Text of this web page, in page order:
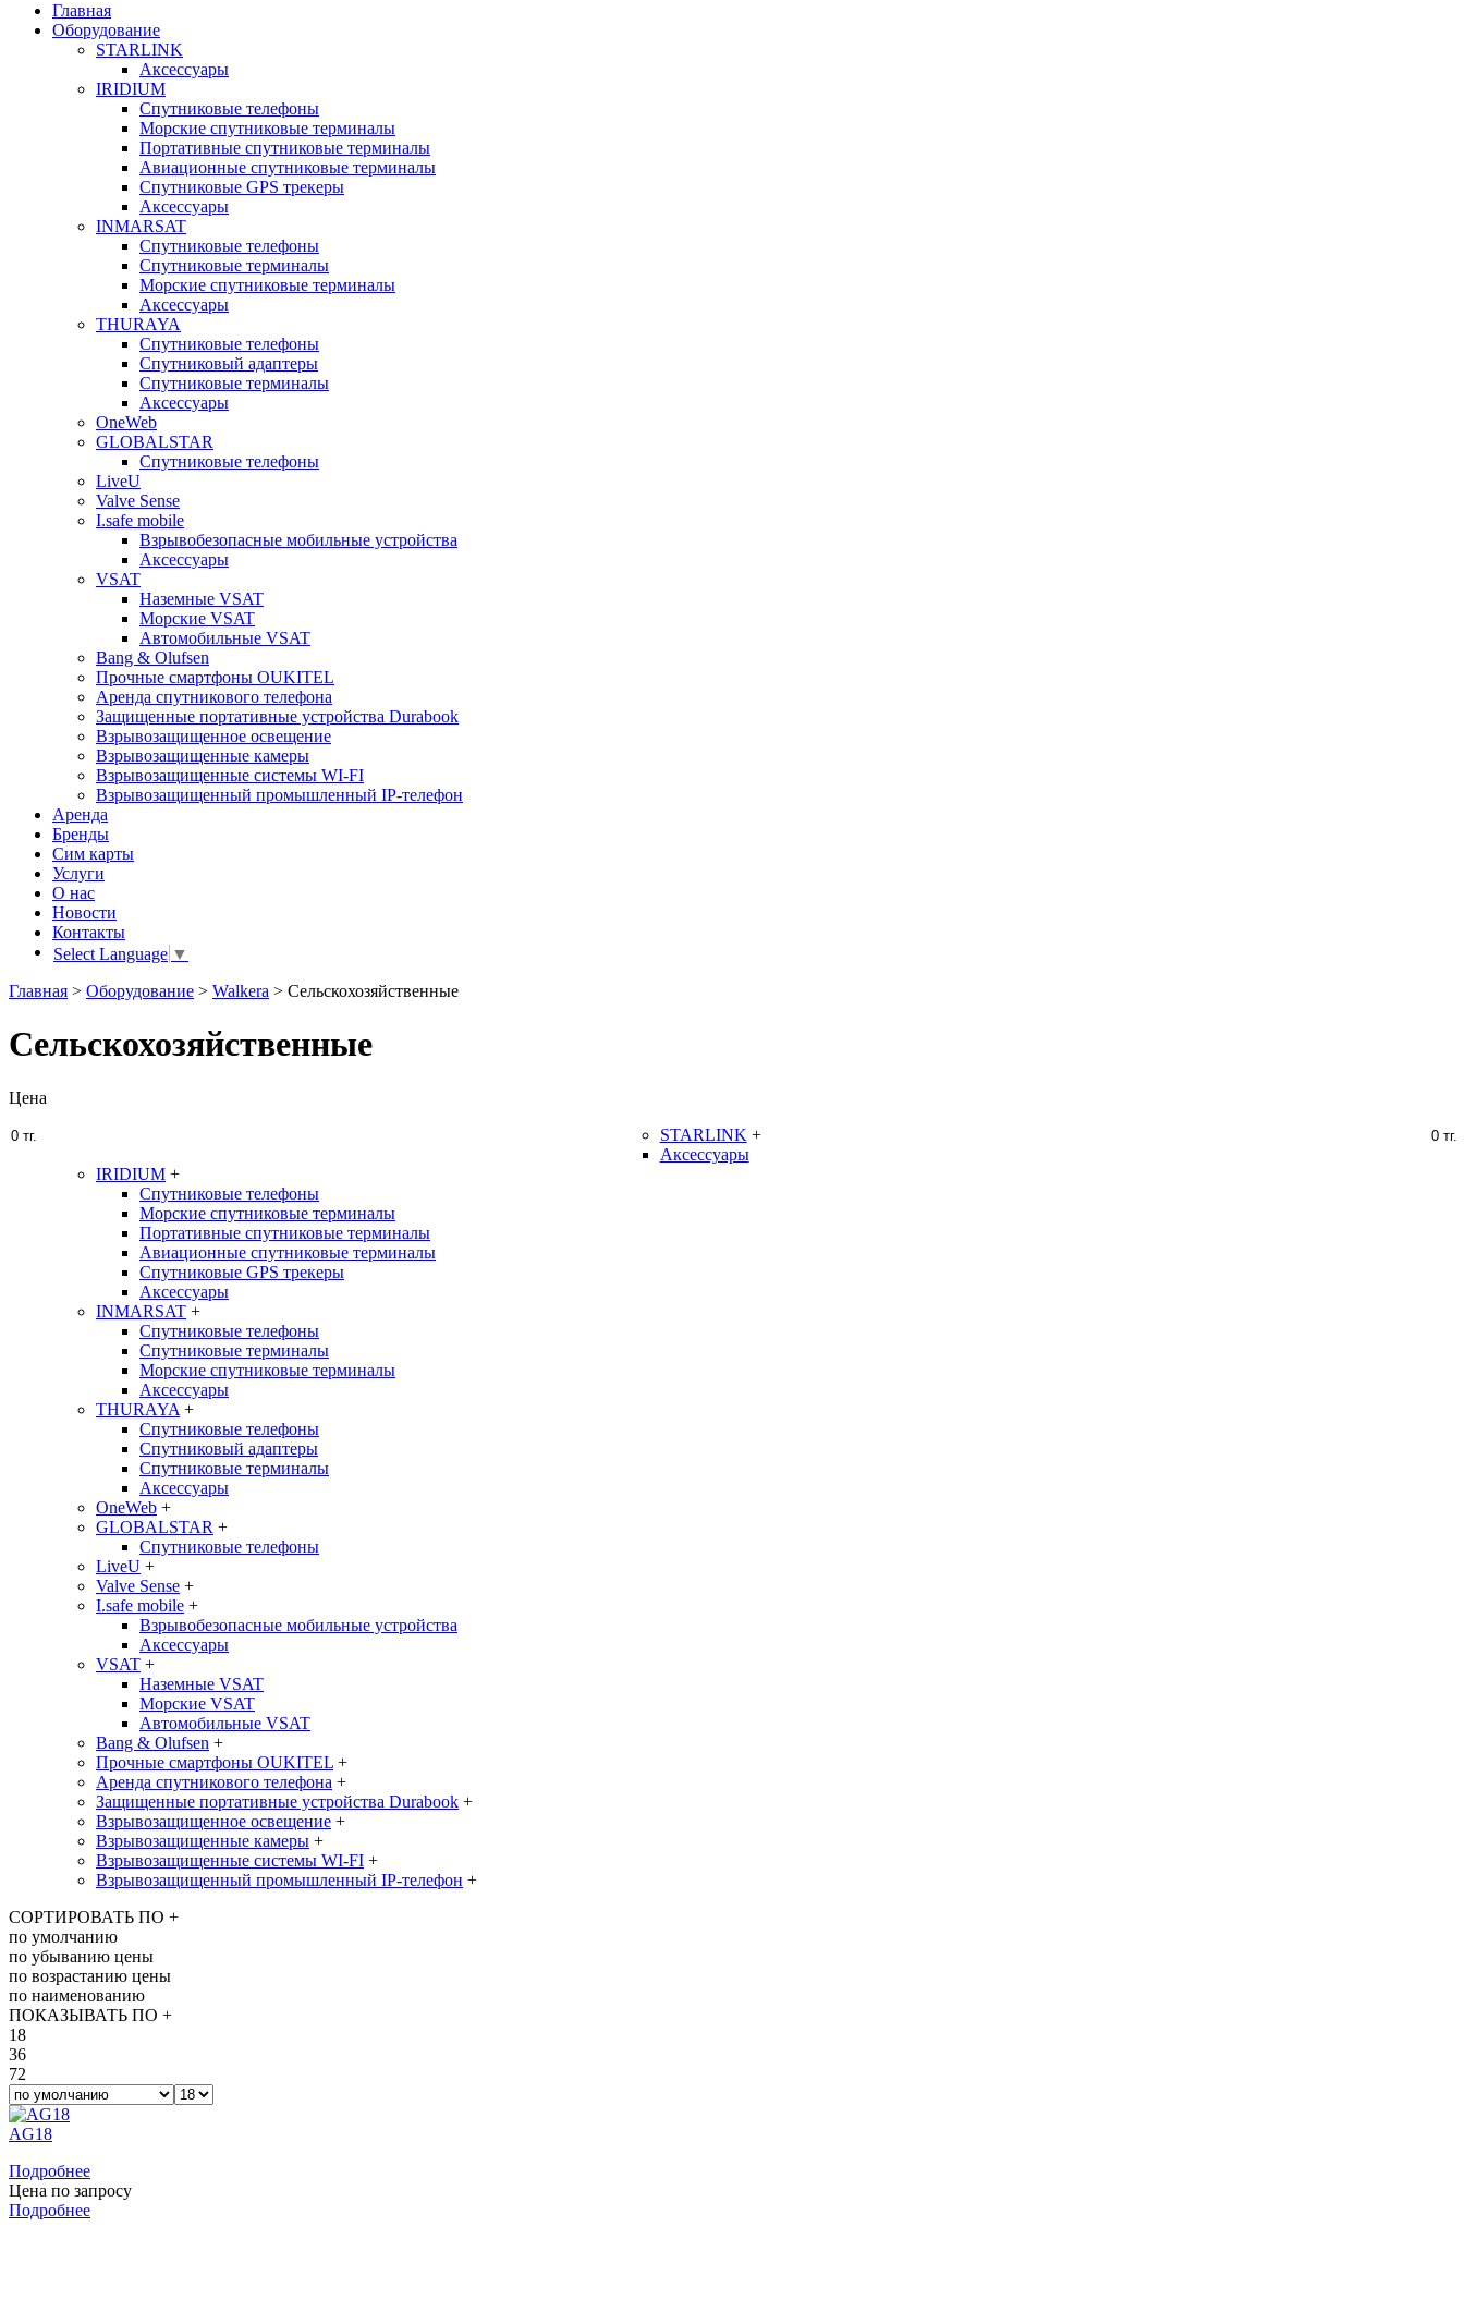
Главная
Оборудование
STARLINK
Аксессуары
IRIDIUM
Спутниковые телефоны
Морские спутниковые терминалы
Портативные спутниковые терминалы
Авиационные спутниковые терминалы
Спутниковые GPS трекеры
Аксессуары
INMARSAT
Спутниковые телефоны
Спутниковые терминалы
Морские спутниковые терминалы
Аксессуары
THURAYA
Спутниковые телефоны
Спутниковый адаптеры
Спутниковые терминалы
Аксессуары
OneWeb
GLOBALSTAR
Спутниковые телефоны
LiveU
Valve Sense
I.safe mobile
Взрывобезопасные мобильные устройства
Аксессуары
VSAT
Наземные VSAT
Морские VSAT
Автомобильные VSAT
Bang & Olufsen
Прочные смартфоны OUKITEL
Аренда спутникового телефона
Защищенные портативные устройства Durabook
Взрывозащищенное освещение
Взрывозащищенные камеры
Взрывозащищенные системы WI-FI
Взрывозащищенный промышленный IP-телефон
Аренда
Бренды
Сим карты
Услуги
О нас
Новости
Контакты
Select Language ▼
Главная > Оборудование > Walkera > Сельскохозяйственные
Сельскохозяйственные
Цена
STARLINK +
Аксессуары
IRIDIUM +
Спутниковые телефоны
Морские спутниковые терминалы
Портативные спутниковые терминалы
Авиационные спутниковые терминалы
Спутниковые GPS трекеры
Аксессуары
INMARSAT +
Спутниковые телефоны
Спутниковые терминалы
Морские спутниковые терминалы
Аксессуары
THURAYA +
Спутниковые телефоны
Спутниковый адаптеры
Спутниковые терминалы
Аксессуары
OneWeb +
GLOBALSTAR +
Спутниковые телефоны
LiveU +
Valve Sense +
I.safe mobile +
Взрывобезопасные мобильные устройства
Аксессуары
VSAT +
Наземные VSAT
Морские VSAT
Автомобильные VSAT
Bang & Olufsen +
Прочные смартфоны OUKITEL +
Аренда спутникового телефона +
Защищенные портативные устройства Durabook +
Взрывозащищенное освещение +
Взрывозащищенные камеры +
Взрывозащищенные системы WI-FI +
Взрывозащищенный промышленный IP-телефон +
СОРТИРОВАТЬ ПО +
по умолчанию
по убыванию цены
по возрастанию цены
по наименованию
ПОКАЗЫВАТЬ ПО +
18
36
72
AG18
Подробнее
Цена по запросу
Подробнее